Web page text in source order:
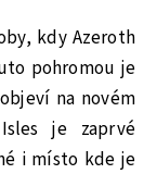
kdy Azeroth
pohromou je
na novém
je zaprvé
i místo kde je